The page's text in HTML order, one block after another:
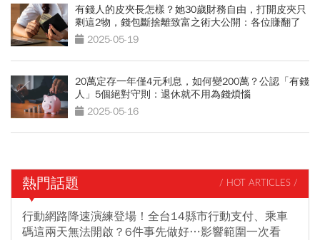
有錢人的皮夾長怎樣？她30歲財務自由，打開皮夾只
剩這2物，錢包斷捨離致富之術大公開：各位賺翻了
2025-05-19
20萬定存一年僅4元利息，如何變200萬？公認「有錢
人」5個絕對守則：退休就不用為錢煩惱
2025-05-16
熱門話題 / HOT ARTICLES /
行動網路降速演練登場！全台14縣市行動支付、乘車
碼這兩天無法開啟？6件事先做好…影響範圍一次看